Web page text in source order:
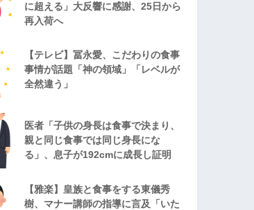
に超える」大反響に感謝、25日から
再入荷へ
【テレビ】冨永愛、こだわりの食事
事情が話題「神の領域」「レベルが
全然違う」
医者「子供の身長は食事で決まり、
親と同じ食事では同じ身長にな
る」、息子が192cmに成長し証明
【雅楽】皇族と食事をする東儀秀
樹、マナー講師の指導に言及「いた